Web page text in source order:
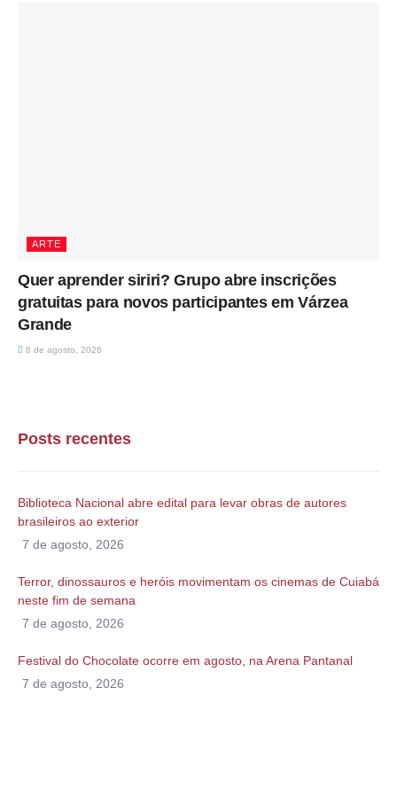
ARTE
Quer aprender siriri? Grupo abre inscrições
gratuitas para novos participantes em Várzea
Grande
6 de agosto, 2026
Posts recentes
Biblioteca Nacional abre edital para levar obras de autores
brasileiros ao exterior
7 de agosto, 2026
Terror, dinossauros e heróis movimentam os cinemas de Cuiabá
neste fim de semana
7 de agosto, 2026
Festival do Chocolate ocorre em agosto, na Arena Pantanal
7 de agosto, 2026